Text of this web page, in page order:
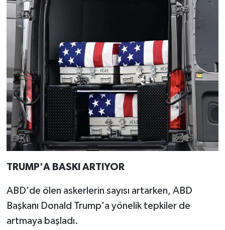
TRUMP'A BASKI ARTIYOR
ABD'de ölen askerlerin sayısı artarken, ABD
Başkanı Donald Trump'a yönelik tepkiler de
artmaya başladı.